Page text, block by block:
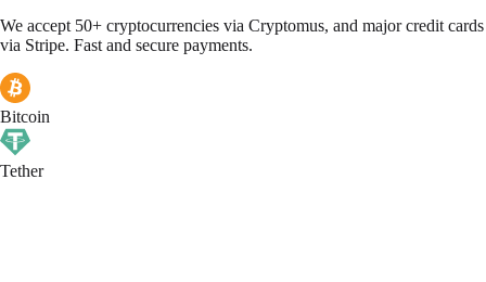
We accept 50+ cryptocurrencies via Cryptomus, and major credit cards
via Stripe. Fast and secure payments.
Bitcoin
Tether